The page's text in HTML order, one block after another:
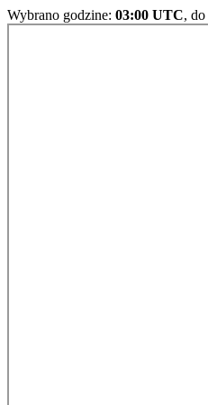
Wybrano godzine: 03:00 UTC,